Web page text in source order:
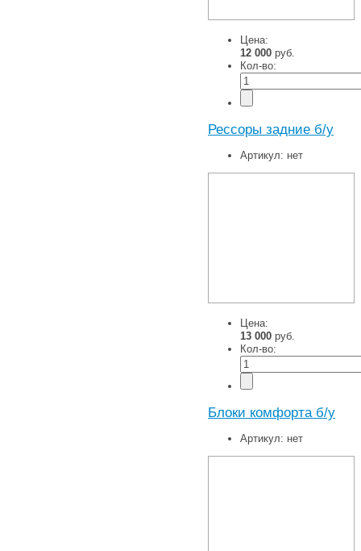
Цена:
12 000 руб.
Кол-во:
Рессоры задние б/у
Артикул: нет
Цена:
13 000 руб.
Кол-во:
Блоки комфорта б/у
Артикул: нет